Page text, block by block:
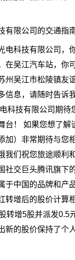
有限公司的交通指
电科技有限公司，
在吴江汽车站，你
州吴江市松陵镇友
信息，请随时告诉
科技有限公司期
台！ 如果您想了
加）非常期待与您
我们祝您旅途顺利
社交巨头腾讯旗下
于中国的品牌和产
转增后的股价计算
转增5股并派发0.5
新的股价保持了个